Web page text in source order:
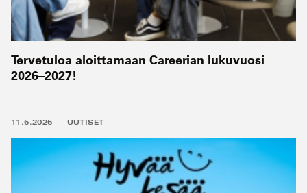
Tervetuloa aloittamaan Careerian lukuvuosi
2026–2027!
11.6.2026 UUTISET